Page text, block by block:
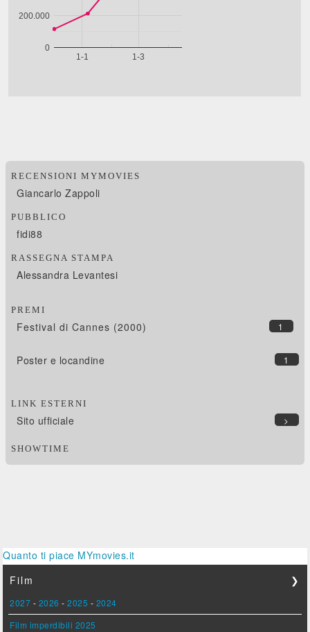
RECENSIONI MYMOVIES
Giancarlo Zappoli
PUBBLICO
fidi88
RASSEGNA STAMPA
Alessandra Levantesi
PREMI
1
Festival di Cannes (2000)
1
Poster e locandine
LINK ESTERNI
>
Sito ufficiale
SHOWTIME
Quanto ti piace MYmovies.it
Film
❯
2027 - 2026 -2025 - 2024
Film imperdibili 2025